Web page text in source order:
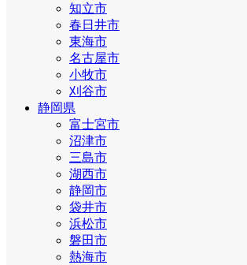
知立市
春日井市
東海市
名古屋市
小牧市
刈谷市
静岡県
富士宮市
沼津市
三島市
湖西市
静岡市
袋井市
浜松市
磐田市
熱海市